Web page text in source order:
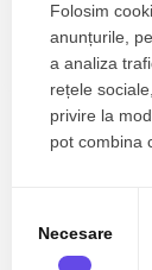
Apartamente de
Apartamente de
Apartamente de
Apartamente de
Apartamente de
Case de vanzare
Case de vanzare
Vezi mai mult
Folosim
anunțurile,
a analiza
rețele
privire la
pot combina
Necesare